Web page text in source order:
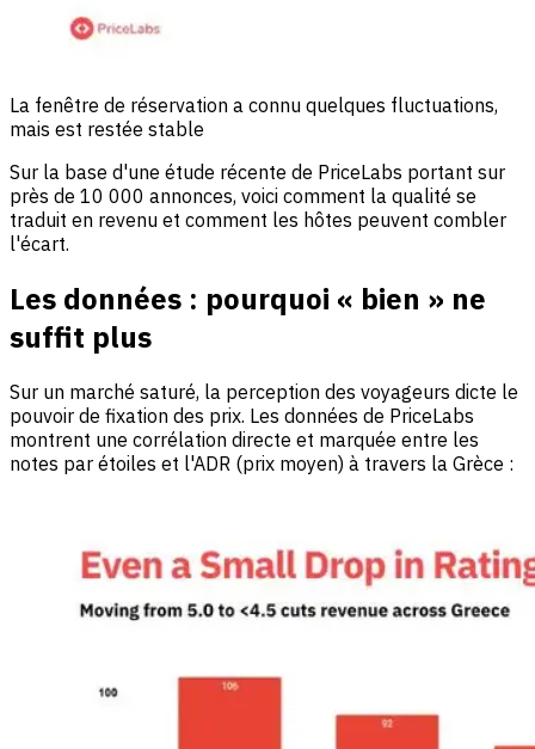
La fenêtre de réservation a connu quelques fluctuations,
mais est restée stable
Sur la base d'une étude récente de PriceLabs portant sur
près de 10 000 annonces, voici comment la qualité se
traduit en revenu et comment les hôtes peuvent combler
l'écart.
Les données : pourquoi « bien » ne
suffit plus
Sur un marché saturé, la perception des voyageurs dicte le
pouvoir de fixation des prix. Les données de PriceLabs
montrent une corrélation directe et marquée entre les
notes par étoiles et l'ADR (prix moyen) à travers la Grèce :